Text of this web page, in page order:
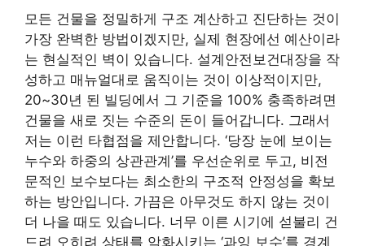
모든 건물을 정밀하게 구조 계산하고 진단하는 것이
가장 완벽한 방법이겠지만, 실제 현장에선 예산이라
는 현실적인 벽이 있습니다. 설계안전보건대장을 작
성하고 매뉴얼대로 움직이는 것이 이상적이지만,
20~30년 된 빌딩에서 그 기준을 100% 충족하려면
건물을 새로 짓는 수준의 돈이 들어갑니다. 그래서
저는 이런 타협점을 제안합니다. ‘당장 눈에 보이는
누수와 하중의 상관관계’를 우선순위로 두고, 비전
문적인 보수보다는 최소한의 구조적 안정성을 확보
하는 방안입니다. 가끔은 아무것도 하지 않는 것이
더 나을 때도 있습니다. 너무 이른 시기에 섣불리 건
드려 오히려 상태를 악화시키는 ‘과잉 보수’를 경계